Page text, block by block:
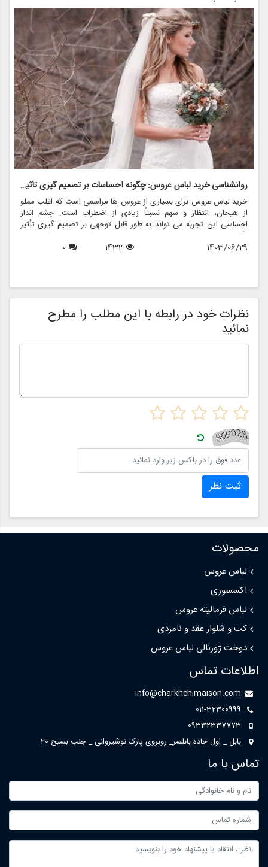
روانشناسی خرید لباس عروس: چگونه احساسات بر تصمیم گیری تأثیر می گذارد
خرید لباس عروس برای بسیاری از عروس ها مراسمی است که اغلب مملو
از هیجان، انتظار و سهم نسبتاً زیادی از اضطراب است. چشم انداز
احساسی این تجربه می تواند به طور قابل توجهی بر تصمیم گیری تأثیر
بگذارد و منجر به انتخاب هایی شود که نه تنها سبک شخصی بلکه عوامل
روانی عمیق تری را نیز منعکس می کند. در این مقاله، روانشناسی خرید
1403/06/29
1432
0
نظرات خود در رابطه با این مطلب را مطرح
نمائید
ثبت نظر
محصولات
لباس عروس
اکسسوری
لباس فرمالیته عروس
کت و شلوار عقد و نامزدی
دوخت ژورنالی لباس عروس
اطلاعات تماس
info@charkhchimaison.com
011-32300999
09332337773
بابل _ اول جاده بابلسر_ روبروی پارک نوشیروانی _ جنب بسیج 20
تماس با ما